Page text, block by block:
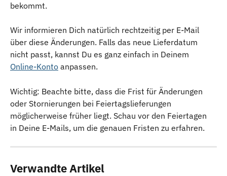
bekommt.
Wir informieren Dich natürlich rechtzeitig per E-Mail
über diese Änderungen. Falls das neue Lieferdatum
nicht passt, kannst Du es ganz einfach in Deinem
Online-Konto anpassen.
Wichtig: Beachte bitte, dass die Frist für Änderungen
oder Stornierungen bei Feiertagslieferungen
möglicherweise früher liegt. Schau vor den Feiertagen
in Deine E-Mails, um die genauen Fristen zu erfahren.
Verwandte Artikel